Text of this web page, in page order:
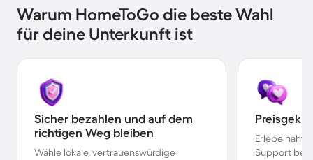
Warum HomeToGo die beste Wahl
für deine Unterkunft ist
Sicher bezahlen und auf dem
richtigen Weg bleiben
Wähle lokale, vertrauenswürdige
Erlebe
Support bei